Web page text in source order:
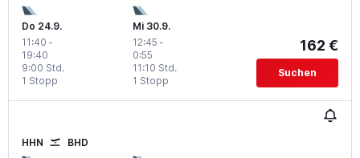
Do 24.9.
11:40 -
19:40
1 Stopp
9:00 Std.
Mi 30.9.
12:45 -
0:55
1 Stopp
11:10 Std.
162 €
Suchen
HHN BHD